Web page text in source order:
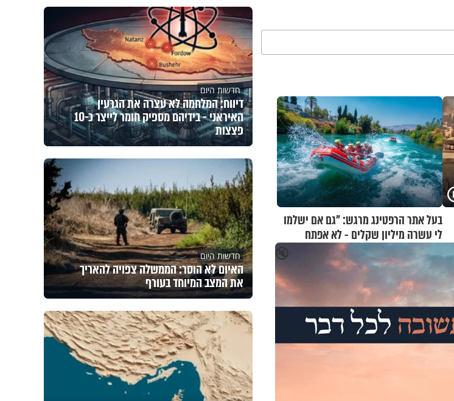
בעל אתר הרפטינג מרגש: "גם אם ישלמו
לי עשרה מיליון שקלים - לא אפתח
בשבת"
🔇
חדשות היום
דיווח: המלחמה לא עצרה את הגרעין
האיראני - בידיהם מספיק חומר לייצר כ-10
פצצות
חדשות היום
האיום לא הוסר: הממשלה צפויה להאריך
את המצב המיוחד בעורף